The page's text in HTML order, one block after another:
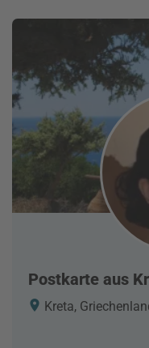
Postkarte aus
Kreta,